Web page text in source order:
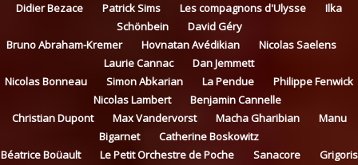
Didier Bezace
Patrick Sims Les compagnons d'Ulysse
Ilka
Schönbein
David Géry
Bruno Abraham-Kremer
Hovnatan Avédikian
Nicolas Saelens
Laurie Cannac
Dan Jemmett
Nicolas Bonneau
Simon Abkarian La Pendue
Philippe Fenwick
Nicolas Lambert
Benjamin Cannelle
Christian Dupont
Max Vandervorst Macha Gharibian
Manu
Bigarnet
Catherine Boskowitz
Béatrice Boüault
Le Petit Orchestre de Poche Sanacore
Grigoris